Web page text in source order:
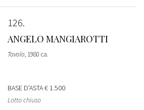
126
ANGELO MANGIAROTTI
Tavolo, 1980 ca.
BASE D'ASTA€ 1.500
Lotto chiuso